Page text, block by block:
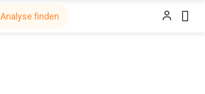
Analyse finden